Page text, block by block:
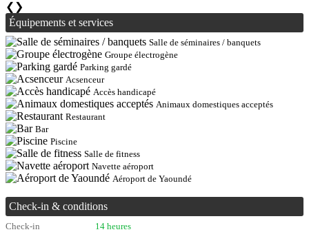
❮ ❯
Équipements et services
Salle de séminaires / banquets
Groupe électrogène
Parking gardé
Acsenceur
Accès handicapé
Animaux domestiques acceptés
Restaurant
Bar
Piscine
Salle de fitness
Navette aéroport
Aéroport de Yaoundé
Check-in & conditions
Check-in
14 heures